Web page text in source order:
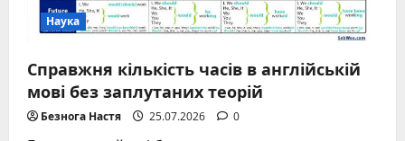
Наука
Справжня кількість часів в англійській
мові без заплутаних теорій
Безнога Настя 25.07.2026 0